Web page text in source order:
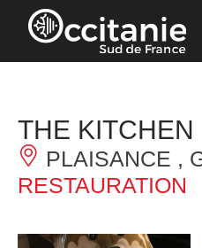
Panneau de gestion des
THE KITCHEN
PLAISANCE ,
RESTAURATION